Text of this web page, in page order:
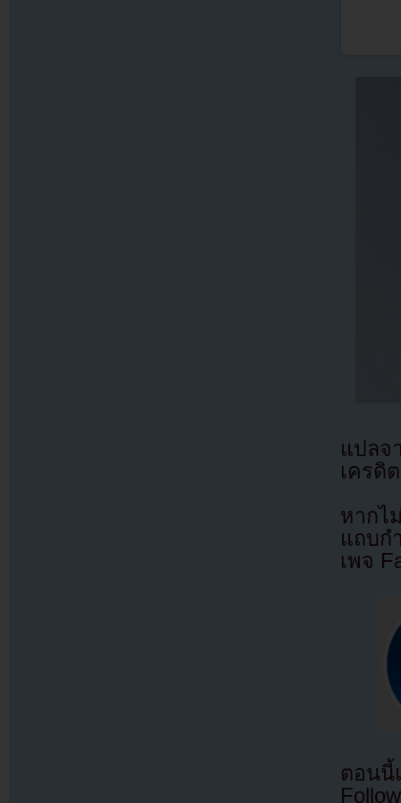
แปล
เครดิ
หากไ
แถบก
เพจ
ตอนนี้